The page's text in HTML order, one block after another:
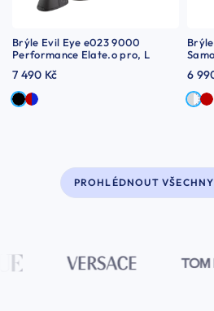
Brýle Evil Eye e023 9000
Performance Elate.o pro, L
7 490 Kč 6
PROHLÉDNOUT